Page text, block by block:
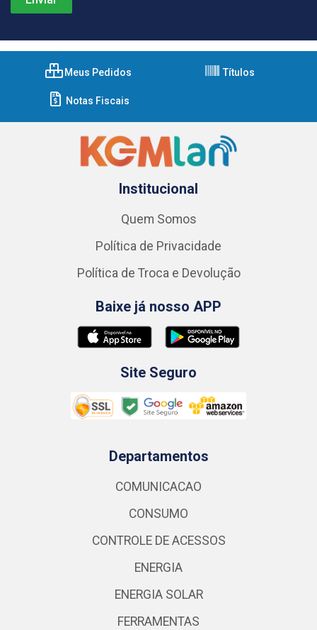
Meus Pedidos Títulos
Notas Fiscais
Institucional
Quem Somos
Política de Privacidade
Política de Troca e Devolução
Baixe já nosso APP
Site Seguro
Departamentos
COMUNICACAO
CONSUMO
CONTROLE DE ACESSOS
ENERGIA
ENERGIA SOLAR
FERRAMENTAS